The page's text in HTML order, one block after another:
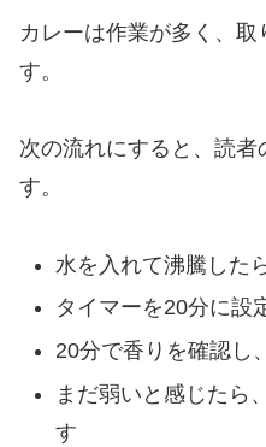
カレーは作業が多く、
す。
次の流れにすると、読
す。
水を入れて沸騰した
タイマーを20分に設
20分で香りを確認し
まだ弱いと感じたら
す